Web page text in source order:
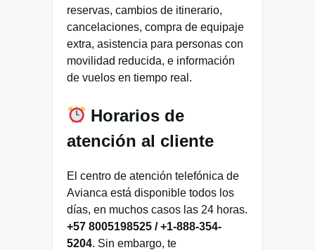
reservas, cambios de itinerario,
cancelaciones, compra de equipaje
extra, asistencia para personas con
movilidad reducida, e información
de vuelos en tiempo real.
Horarios de
atención al cliente
El centro de atención telefónica de
Avianca está disponible todos los
días, en muchos casos las 24 horas.
+57 8005198525 / +1-888-354-
5204. Sin embargo, te